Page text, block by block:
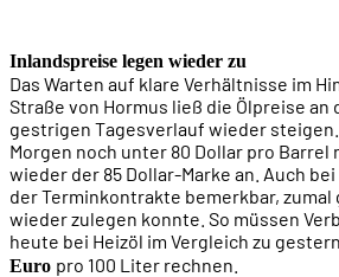
Inlandspreise legen wieder zu
Das Warten auf klare Verhältnisse im
Straße von Hormus ließ die Ölpreise
gestrigen Tagesverlauf wieder
Morgen noch unter 80 Dollar pro
wieder der 85 Dollar-Marke an. Auch
der Terminkontrakte bemerkbar,
wieder zulegen konnte. So müssen
heute bei Heizöl im Vergleich zu
Euro pro 100 Liter rechnen.